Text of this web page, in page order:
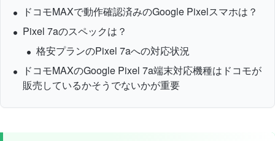
ドコモMAXで動作確認済みのGoogle Pixelスマホは？
Pixel 7aのスペックは？
格安プランのPixel 7aへの対応状況
ドコモMAXのGoogle Pixel 7a端末対応機種はドコモが
販売しているかそうでないかが重要